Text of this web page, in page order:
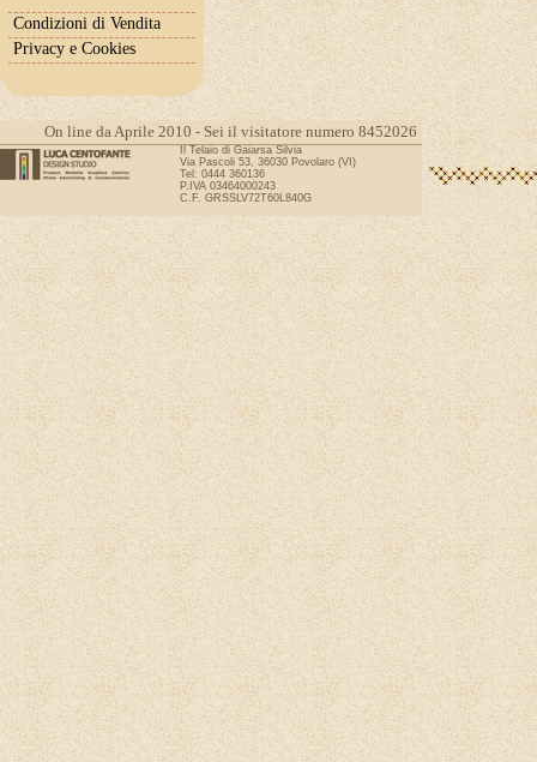
Condizioni di Vendita
Privacy e Cookies
On line da Aprile 2010 - Sei il visitatore numero 8452026
Il Telaio di Gaiarsa Silvia
Via Pascoli 53, 36030 Povolaro (VI)
Tel: 0444 360136
P.IVA 03464000243
C.F. GRSSLV72T60L840G